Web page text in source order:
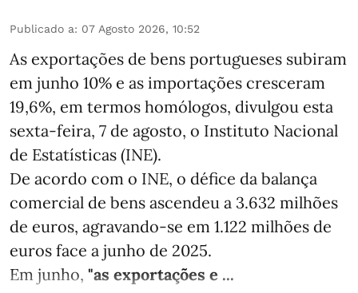
Publicado a: 07 Agosto 2026, 10:52
As exportações de bens portugueses subiram
em junho 10% e as importações cresceram
19,6%, em termos homólogos, divulgou esta
sexta-feira, 7 de agosto, o Instituto Nacional
de Estatísticas (INE).
De acordo com o INE, o défice da balança
comercial de bens ascendeu a 3.632 milhões
de euros, agravando-se em 1.122 milhões de
euros face a junho de 2025.
Em junho, "as exportações e ...